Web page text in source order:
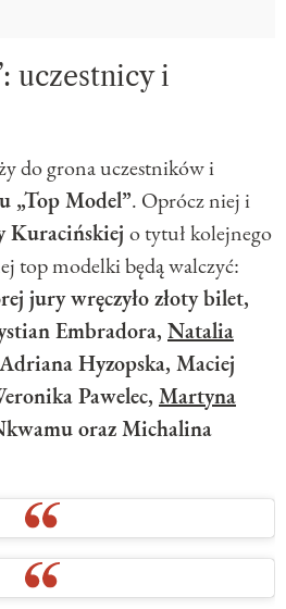
uczestnicy i
do grona uczestników i
„Top Model”. Oprócz niej i
Kuracińskiej o tytuł kolejnego
top modelki będą walczyć:
jury wręczyło złoty bilet,
Embradora, Natalia
Hyzopska, Maciej
Pawelec, Martyna
oraz Michalina